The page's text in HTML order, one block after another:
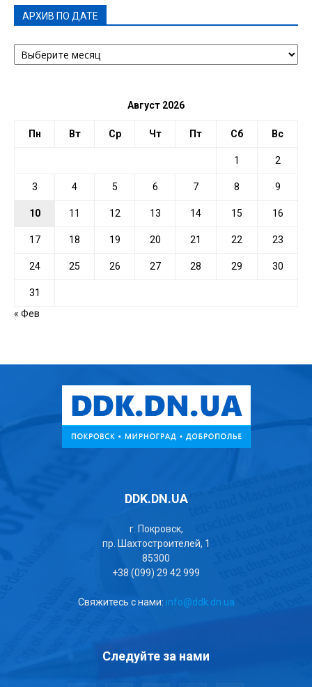
АРХИВ ПО ДАТЕ
АРХИВ
ПО
Август 2026
Пн Вт Ср Чт Пт Сб Вс
1 2
3 4 5 6 7 8 9
10 11 12 13 14 15 16
17 18 19 20 21 22 23
24 25 26 27 28 29 30
31
« Фев
DDK.DN.UA
г. Покровск,
пр. Шахтостроителей, 1
85300
+38 (099) 29 42 999
Свяжитесь с нами: info@ddk.dn.ua
Следуйте за нами